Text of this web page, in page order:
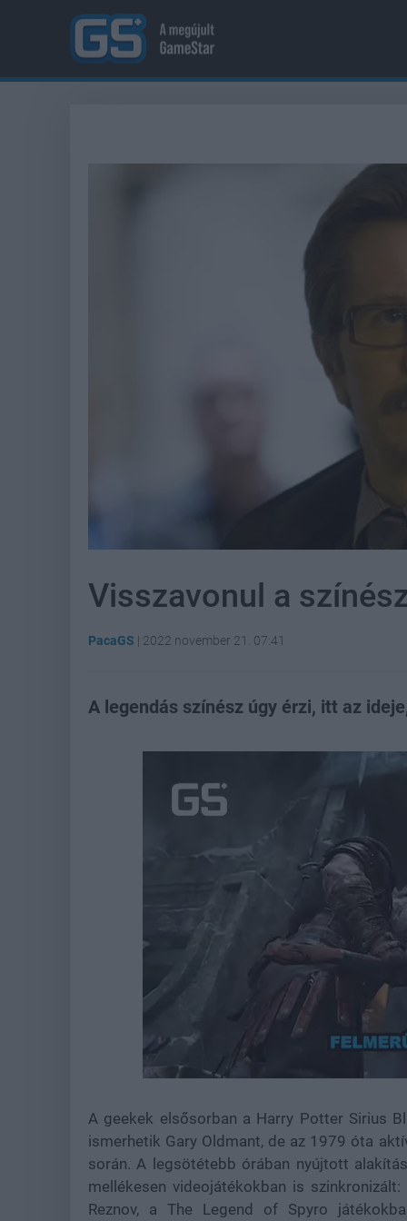
Visszavonul a
PacaGS | 2022 november 21. 07:41
A legendás színész úgy érzi, itt az
Unmute
21.85%
A geekek elsősorban a Harry Potter Sirius
ismerhetik Gary Oldmant, de az 1979 óta
során. A legsötétebb órában nyújtott
mellékesen videojátékokban is
Reznov, a The Legend of Spyro